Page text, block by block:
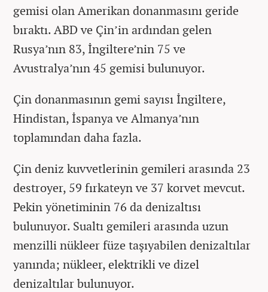
gemisi olan Amerikan donanmasını geride
bıraktı. ABD ve Çin’in ardından gelen
Rusya’nın 83, İngiltere’nin 75 ve
Avustralya’nın 45 gemisi bulunuyor.
Çin donanmasının gemi sayısı İngiltere,
Hindistan, İspanya ve Almanya’nın
toplamından daha fazla.
Çin deniz kuvvetlerinin gemileri arasında 23
destroyer, 59 fırkateyn ve 37 korvet mevcut.
Pekin yönetiminin 76 da denizaltısı
bulunuyor. Sualtı gemileri arasında uzun
menzilli nükleer füze taşıyabilen denizaltılar
yanında; nükleer, elektrikli ve dizel
denizaltılar bulunuyor.